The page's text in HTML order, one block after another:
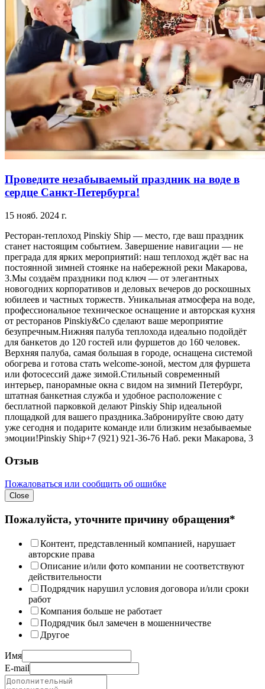
Проведите незабываемый праздник на воде в
сердце Санкт-Петербурга!
15 нояб. 2024 г.
Ресторан-теплоход Pinskiy Ship — место, где ваш праздник
станет настоящим событием. Завершение навигации — не
преграда для ярких мероприятий: наш теплоход ждёт вас на
постоянной зимней стоянке на набережной реки Макарова,
3.Мы создаём праздники под ключ — от элегантных
новогодних корпоративов и деловых вечеров до роскошных
юбилеев и частных торжеств. Уникальная атмосфера на воде,
профессиональное техническое оснащение и авторская кухня
от ресторанов Pinskiy&Co сделают ваше мероприятие
безупречным.Нижняя палуба теплохода идеально подойдёт
для банкетов до 120 гостей или фуршетов до 160 человек.
Верхняя палуба, самая большая в городе, оснащена системой
обогрева и готова стать welcome-зоной, местом для фуршета
или фотосессий даже зимой.Стильный современный
интерьер, панорамные окна с видом на зимний Петербург,
штатная банкетная служба и удобное расположение с
бесплатной парковкой делают Pinskiy Ship идеальной
площадкой для вашего праздника.Забронируйте свою дату
уже сегодня и подарите команде или близким незабываемые
эмоции!Pinskiy Ship+7 (921) 921-36-76 Наб. реки Макарова, 3
Отзыв
Пожаловаться или сообщить об ошибке
Close
Пожалуйста, уточните причину обращения*
Контент, представленный компанией, нарушает
авторские права
Описание и/или фото компании не соответствуют
действительности
Подрядчик нарушил условия договора и/или сроки
работ
Компания больше не работает
Подрядчик был замечен в мошенничестве
Другое
Имя
E-mail